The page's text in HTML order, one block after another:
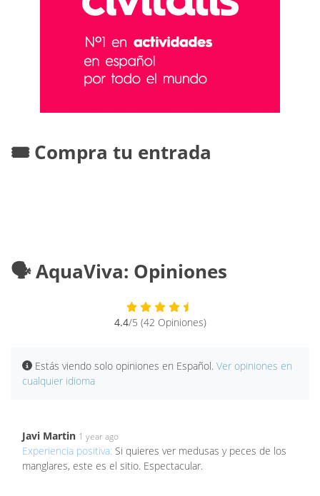
🎟️ Compra tu entrada
🗣️ AquaViva: Opiniones
4.4/5 (42 Opiniones)
Estás viendo solo opiniones en Español. Ver opiniones en
cualquier idioma
Javi Martin 1 year ago
Experiencia positiva: Si quieres ver medusas y peces de los
manglares, este es el sitio. Espectacular.